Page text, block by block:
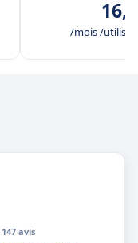
/mois /
147 avis